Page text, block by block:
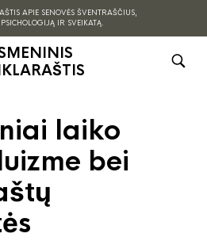
APIE SENOVĖS ŠVENTRAŠČIUS,
IR SVEIKATĄ.
laiko
bei